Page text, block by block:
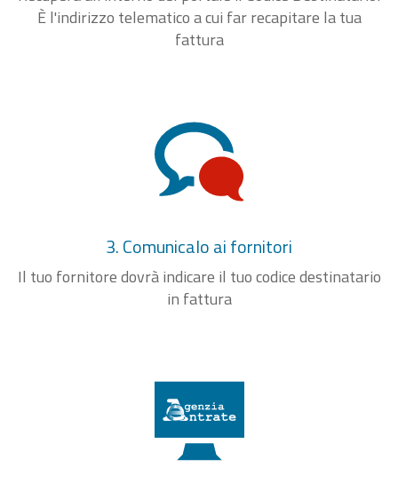
È l'indirizzo telematico a cui far recapitare la tua
fattura
3. Comunicalo ai fornitori
Il tuo fornitore dovrà indicare il tuo codice destinatario
in fattura